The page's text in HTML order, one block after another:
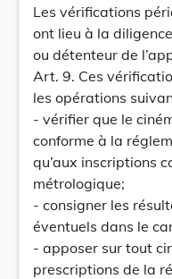
Les vérifications
ont lieu à la
ou détenteur de
Art. 9. Ces
les opérations
- vérifier que le
conforme à la
qu’aux inscriptions
métrologique;
- consigner les
éventuels dans le
- apposer sur tout
prescriptions de la